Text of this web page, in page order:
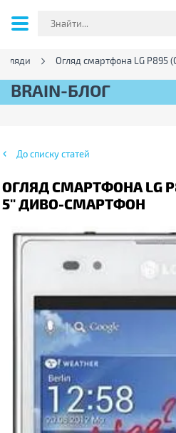
Огляд смартфона LG P895
BRAIN-БЛОГ
До списку статей
ОГЛЯД СМАРТФОНА LG
5'' ДИВО-СМАРТФОН